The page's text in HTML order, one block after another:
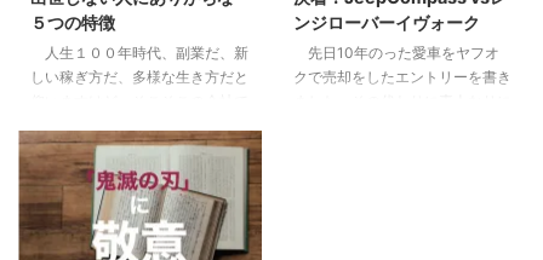
のあなたは、自己マン注意報3
Pm型のあなたは、無理にPM目指
さなくていいかも4 pm型のあな
た、大丈夫。これから楽しめる5
ーとしての次の次元へ6 ご自分の
PM型を診断して ...
くないが、減らすことができにく
い4 やってよかったと思う２つの
こと4.1 税制や資産運用の勉強に
なる。自分で持つのは全然違う。
５つの特徴
人生１００年時代、副業だ、新
しい稼ぎ方だ、多様な生き方だと
少は出世をしていきたいじゃない
かと思っている方に、少しでも参
考になればと思います。 目次1
下記に当てはまる場合は出世から
遠ざかっている1.1 他の社員より
ンジローバーイヴォーク
先日10年のった愛車をヤフオ
クで売却をしたエントリーを書き